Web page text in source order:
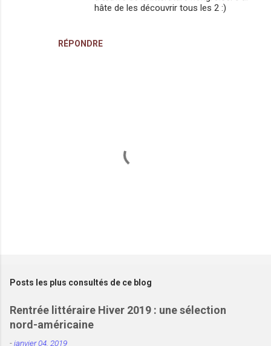
RÉPONDRE
hâte de les découvrir tous les 2 :)
e
s
t
Posts les plus consultés de ce blog
Rentrée littéraire Hiver 2019 : une sélection
nord-américaine
-janvier 04, 2019